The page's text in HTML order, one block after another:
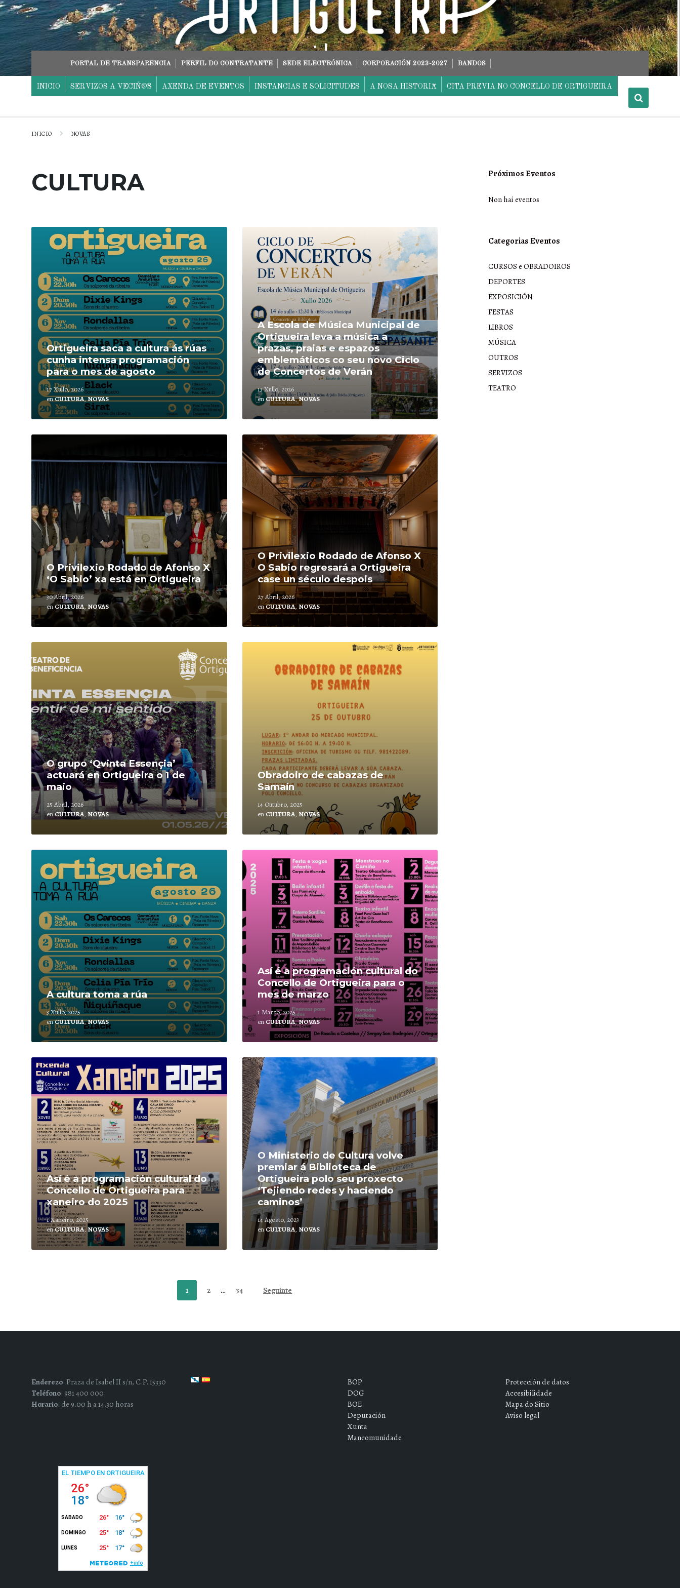
Skip
to
content
Skip
to
main
navigation
Skip
to
footer
PORTAL DE TRANSPARENCIA PERFIL DO CONTRATANTE SEDE ELECTRÓNICA CORPORACIÓN 2023-2027 BANDOS
INICIO SERVIZOS A VECIÑ@S AXENDA DE EVENTOS INSTANCIAS E SOLICITUDES A NOSA HISTORIA CITA PREVIA NO CONCELLO DE ORTIGUEIRA
INICIO NOVAS
CULTURA
Ortigueira saca a cultura ás rúas
cunha intensa programación
para o mes de agosto
17 Xullo, 2026
enCULTURA,NOVAS
Leer
A Escola de Música Municipal de
Ortigueira leva a música a
prazas, praias e espazos
emblemáticos co seu novo Ciclo
de Concertos de Verán
13 Xullo, 2026
enCULTURA,NOVAS
Leer
O Privilexio Rodado de Afonso X
‘O Sabio’ xa está en Ortigueira
30 Abril, 2026
en CULTURA,NOVAS
Leer
O Privilexio Rodado de Afonso X
O Sabio regresará a Ortigueira
case un século despois
27 Abril, 2026
enCULTURA,NOVAS
Leer
mais
O grupo ‘Qvinta Essençia’
actuará en Ortigueira o 1 de
maio
25 Abril, 2026
enCULTURA,NOVAS
Leer
mais
Obradoiro de cabazas de
Samaín
14 Outubro, 2025
en CULTURA, NOVAS
Leer
A cultura toma a rúa
3 Xullo, 2025
enCULTURA,NOVAS
Leer
mais
Así é a programación cultural do
Concello de Ortigueira para o
mes de marzo
1 Marzo, 2025
en CULTURA,NOVAS
Leer
mais
Así é a programación cultural do
Concello de Ortigueira para
xaneiro do 2025
1 Xaneiro, 2025
enCULTURA, NOVAS
Leer
mais
O Ministerio de Cultura volve
premiar á Biblioteca de
Ortigueira polo seu proxecto
‘Tejiendo redes y haciendo
caminos’
14 Agosto, 2023
enCULTURA, NOVAS
Leer
mais
1 2 … 34 Seguinte
Próximos Eventos
Non hai eventos
Categorias Eventos
CURSOS e OBRADOIROS
DEPORTES
EXPOSICIÓN
FESTAS
LIBROS
MÚSICA
OUTROS
SERVIZOS
TEATRO
Enderezo: Praza de Isabel II s/n, C.P. 15330
Teléfono: 981 400 000
Horario: de 9.00 h a 14.30 horas
BOP
DOG
BOE
Deputación
Xunta
Mancomunidade
Protección de datos
Accesibilidade
Mapa do Sitio
Aviso legal